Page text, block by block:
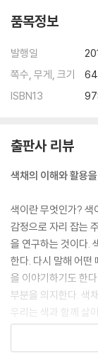
3원색설
반대색설
단계설
혼색의 이해
가법 혼색
혼색과 관계된 원색
3장 색채 역사
1 색채 연구의 역사
색채 연구의 역사 개관
색채 물리학 연구의 역
색채 심리 연구의 역사
색채 생리학 연구의
2 색채 체계의 역사
다양한 색채 체계
품목정보
발행일
쪽수, 무게, 크기
ISBN13
출판사 리뷰
색채의 이해와 활용
색이란 무엇인가? 색
감정으로 자리 잡는
을 연구하는 것이다.
한다. 다시 말해 어떤
을 이야기하기도 한
부분을 의지한다. 색
우리는 색과 함께 살
것이다. 모든 시각적
물리적 성질과 감성